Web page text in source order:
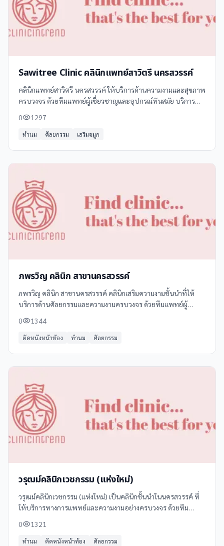
Sawitree Clinic คลินิกแพทย์สาวิตรี นครสวรรค์
คลินิกแพทย์สาวิตรี นครสวรรค์ ให้บริการด้านความงามและสุขภาพ
ครบวงจร ด้วยทีมแพทย์ผู้เชี่ยวชาญและอุปกรณ์ทันสมัย บริการ
ต้องการ -
0 1297
ทำนม ศัลยกรรม เสริมจมูก
ภพรวิญ คลินิก สาขานครสวรรค์
ภพรวิญ คลินิก สาขานครสวรรค์ คลินิกเสริมความงามชั้นนำที่ให้
บริการด้านศัลยกรรมและความงามครบวงจร ด้วยทีมแพทย์ผู้
และมาตรฐานการดูแลที่สูงสุด
0 1344
ตัดหนังหน้าท้อง ทำนม ศัลยกรรม
วรุฒม์คลินิกเวชกรรม (แห่งใหม่)
วรุฒม์คลินิกเวชกรรม (แห่งใหม่) เป็นคลินิกชั้นนำในนครสวรรค์ ที่
ให้บริการทางการแพทย์และความงามอย่างครบวงจร ด้วยทีม
0 1321
ทำนม ตัดหนังหน้าท้อง ศัลยกรรม